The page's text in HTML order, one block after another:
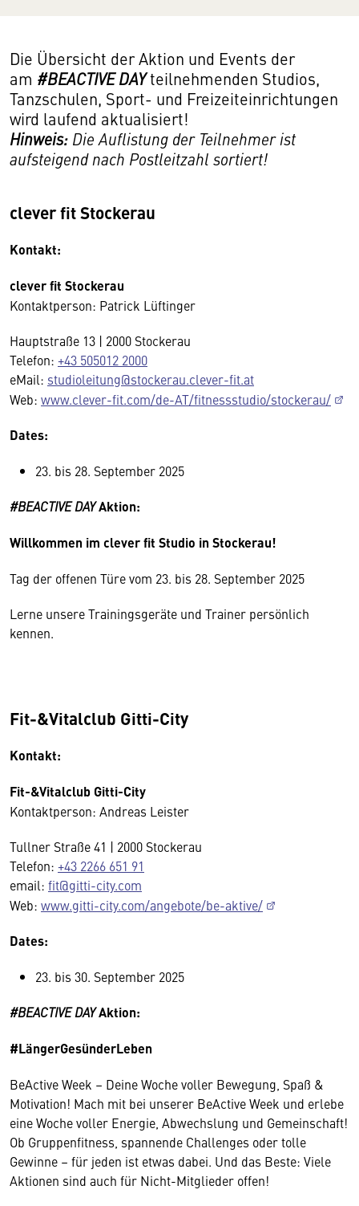
Die Übersicht der Aktion und Events der
am #BEACTIVE DAYteilnehmenden Studios,
Tanzschulen, Sport- und Freizeiteinrichtungen
wird laufend aktualisiert!
Hinweis: Die Auflistung der Teilnehmer ist
aufsteigend nach Postleitzahl sortiert!
clever fit Stockerau
Kontakt:
clever fit Stockerau
Kontaktperson: Patrick Lüftinger
Hauptstraße 13 | 2000 Stockerau
Telefon: +43 505012 2000
eMail: studioleitung@stockerau.clever-fit.at
Web: www.clever-fit.com/de-AT/fitnessstudio/stockerau/
Dates:
23. bis 28. September 2025
#BEACTIVE DAYAktion:
Willkommen im clever fit Studio in Stockerau!
Tag der offenen Türe vom 23. bis 28. September 2025
Lerne unsere Trainingsgeräte und Trainer persönlich
kennen.
Fit-&Vitalclub Gitti-City
Kontakt:
Fit-&Vitalclub Gitti-City
Kontaktperson: Andreas Leister
Tullner Straße 41 | 2000 Stockerau
Telefon: +43 2266 651 91
email: fit@gitti-city.com
Web: www.gitti-city.com/angebote/be-aktive/
Dates:
23. bis 30. September 2025
#BEACTIVE DAYAktion:
#LängerGesünderLeben
BeActive Week – Deine Woche voller Bewegung, Spaß &
Motivation! Mach mit bei unserer BeActive Week und erlebe
eine Woche voller Energie, Abwechslung und Gemeinschaft!
Ob Gruppenfitness, spannende Challenges oder tolle
Gewinne – für jeden ist etwas dabei. Und das Beste: Viele
Aktionen sind auch für Nicht-Mitglieder offen!